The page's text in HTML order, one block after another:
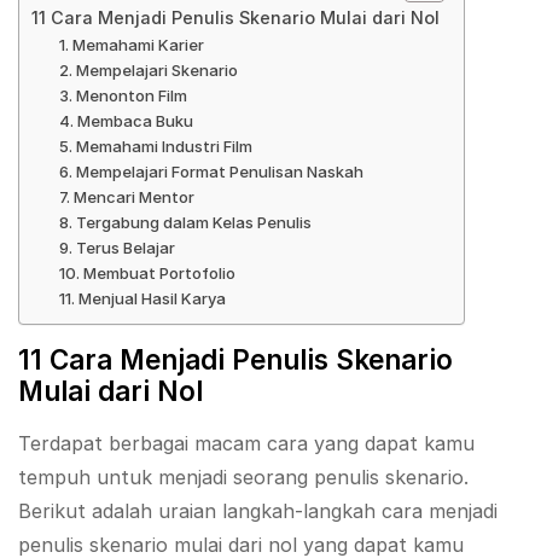
11 Cara Menjadi Penulis Skenario Mulai dari Nol
1. Memahami Karier
2. Mempelajari Skenario
3. Menonton Film
4. Membaca Buku
5. Memahami Industri Film
6. Mempelajari Format Penulisan Naskah
7. Mencari Mentor
8. Tergabung dalam Kelas Penulis
9. Terus Belajar
10. Membuat Portofolio
11. Menjual Hasil Karya
11 Cara Menjadi Penulis Skenario
Mulai dari Nol
Terdapat berbagai macam cara yang dapat kamu
tempuh untuk menjadi seorang penulis skenario.
Berikut adalah uraian langkah-langkah cara menjadi
penulis skenario mulai dari nol yang dapat kamu